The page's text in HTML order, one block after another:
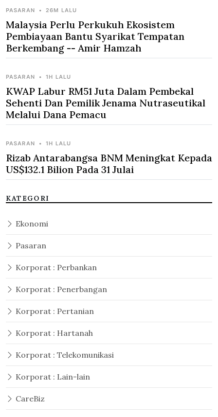
PASARAN • 26M LALU
Malaysia Perlu Perkukuh Ekosistem
Pembiayaan Bantu Syarikat Tempatan
Berkembang -- Amir Hamzah
PASARAN • 1H LALU
KWAP Labur RM51 Juta Dalam Pembekal
Sehenti Dan Pemilik Jenama Nutraseutikal
Melalui Dana Pemacu
PASARAN • 1H LALU
Rizab Antarabangsa BNM Meningkat Kepada
US$132.1 Bilion Pada 31 Julai
KATEGORI
Ekonomi
Pasaran
Korporat : Perbankan
Korporat : Penerbangan
Korporat : Pertanian
Korporat : Hartanah
Korporat : Telekomunikasi
Korporat : Lain-lain
CareBiz